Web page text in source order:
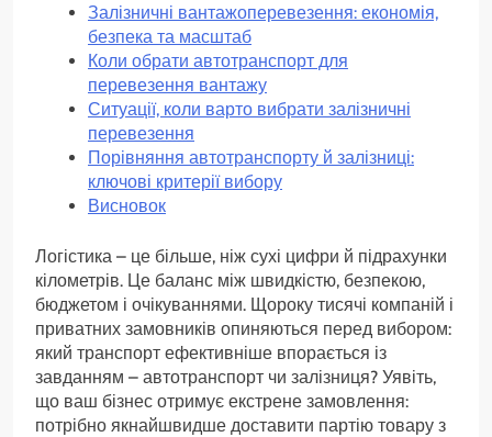
Залізничні вантажоперевезення: економія,
безпека та масштаб
Коли обрати автотранспорт для
перевезення вантажу
Ситуації, коли варто вибрати залізничні
перевезення
Порівняння автотранспорту й залізниці:
ключові критерії вибору
Висновок
Логістика – це більше, ніж сухі цифри й підрахунки
кілометрів. Це баланс між швидкістю, безпекою,
бюджетом і очікуваннями. Щороку тисячі компаній і
приватних замовників опиняються перед вибором:
який транспорт ефективніше впорається із
завданням – автотранспорт чи залізниця? Уявіть,
що ваш бізнес отримує екстрене замовлення:
потрібно якнайшвидше доставити партію товару з